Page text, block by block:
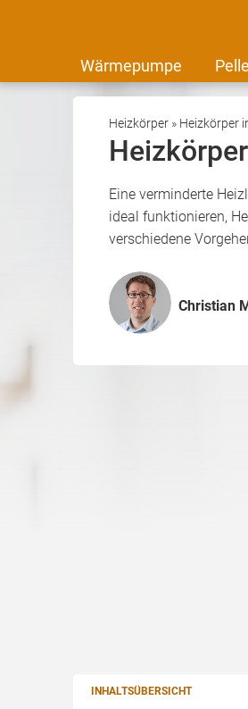
Wärmepumpe
Heizkörper » Heizkörper
Eine verminderte
ideal funktionieren,
verschiedene
Christian
INHALTSÜBERSICHT